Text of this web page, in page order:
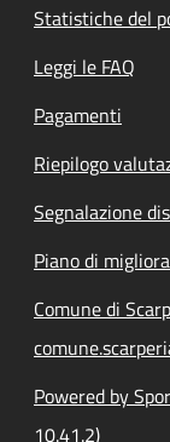
Statistiche del
Leggi le FAQ
Pagamenti
Riepilogo
Segnalazione
Piano di
Comune di
Powered by
10.41.2)